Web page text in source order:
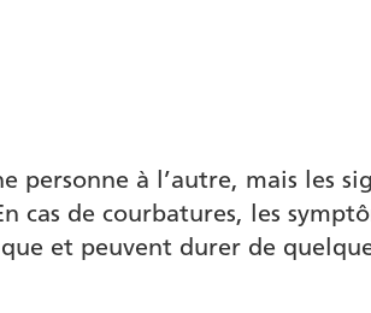
personne à l’autre, mais les
cas de courbatures, les
et peuvent durer de